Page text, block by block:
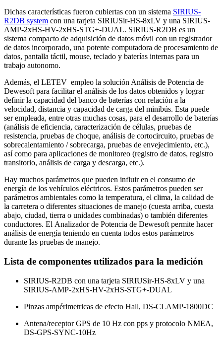
Dichas características fueron cubiertas con un sistema SIRIUS-
R2DB system con una tarjeta SIRIUSir-HS-8xLV y una SIRIUS-
AMP-2xHS-HV-2xHS-STG+-DUAL. SIRIUS-R2DB es un
sistema compacto de adquisición de datos móvil con un registrador
de datos incorporado, una potente computadora de procesamiento de
datos, pantalla táctil, mouse, teclado y baterías internas para un
trabajo autonomo.
Además, el LETEV empleo la solución Análisis de Potencia de
Dewesoft para facilitar el análisis de los datos obtenidos y lograr
definir la capacidad del banco de baterías con relación a la
velocidad, distancia y capacidad de carga del minibús. Esta puede
ser empleada, entre otras muchas cosas, para el desarrollo de baterías
(análisis de eficiencia, caracterización de células, pruebas de
resistencia, pruebas de choque, análisis de cortocircuito, pruebas de
sobrecalentamiento / sobrecarga, pruebas de envejecimiento, etc.),
así como para aplicaciones de monitoreo (registro de datos, registro
transitorio, análisis de carga y descarga, etc.).
Hay muchos parámetros que pueden influir en el consumo de
energía de los vehículos eléctricos. Estos parámetros pueden ser
parámetros ambientales como la temperatura, el clima, la calidad de
la carretera o diferentes situaciones de manejo (cuesta arriba, cuesta
abajo, ciudad, tierra o unidades combinadas) o también diferentes
conductores. El Analizador de Potencia de Dewesoft permite hacer
análisis de energía teniendo en cuenta todos estos parámetros
durante las pruebas de manejo.
Lista de componentes utilizados para la medición
SIRIUS-R2DB con una tarjeta SIRIUSir-HS-8xLV y una
SIRIUS-AMP-2xHS-HV-2xHS-STG+-DUAL
Pinzas ampérimetricas de efecto Hall, DS-CLAMP-1800DC
Antena/receptor GPS de 10 Hz con pps y protocolo NMEA,
DS-GPS-SYNC-10Hz